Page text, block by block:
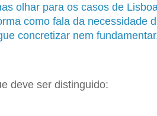
olhar para os casos de
como fala da necessidade
concretizar nem fundamentar
deve ser distinguido: